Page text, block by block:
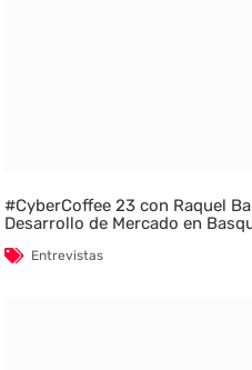
#CyberCoffee 23 con Raquel
Desarrollo de Mercado en
Entrevistas